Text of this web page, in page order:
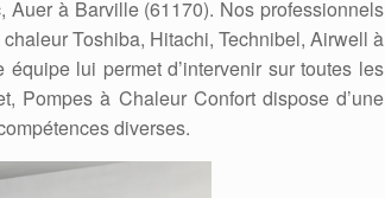
à Barville (61170). Nos professionnels
Toshiba, Hitachi, Technibel, Airwell à
lui permet d’intervenir sur toutes les
Pompes à Chaleur Confort dispose d’une
diverses.